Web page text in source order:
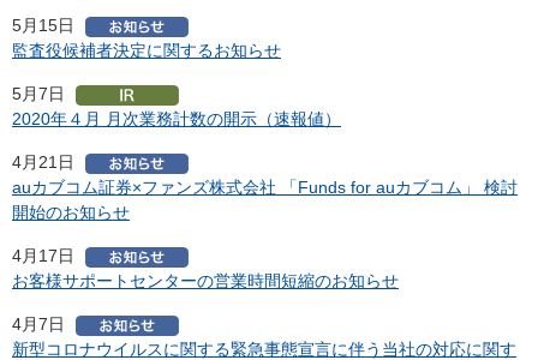
5月15日
監査役候補者決定に関するお知らせ
5月7日
2020年４月 月次業務計数の開示（速報値）
4月21日
auカブコム証券×ファンズ株式会社 「Funds for auカブコム」 検討
開始のお知らせ
4月17日
お客様サポートセンターの営業時間短縮のお知らせ
4月7日
新型コロナウイルスに関する緊急事態宣言に伴う当社の対応に関す